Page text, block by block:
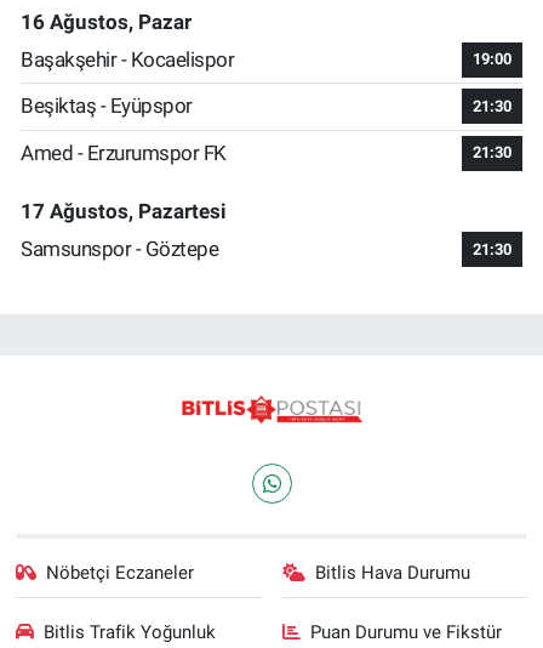
16 Ağustos, Pazar
Başakşehir - Kocaelispor
19:00
Beşiktaş - Eyüpspor 21:30
Amed - Erzurumspor FK 21:30
17 Ağustos, Pazartesi
Samsunspor - Göztepe
21:30
Nöbetçi Eczaneler Bitlis Hava Durumu
Bitlis Trafik Yoğunluk
Puan Durumu ve Fikstür